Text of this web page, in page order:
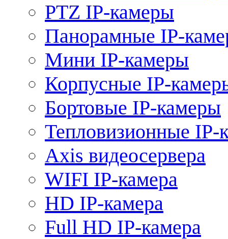
PTZ IP-камеры
Панорамные IP-
Мини IP-камеры
Корпусные IP-
Бортовые IP-камеры
Тепловизионные IP-
Axis видеосервера
WIFI IP-камера
HD IP-камера
Full HD IP-камера